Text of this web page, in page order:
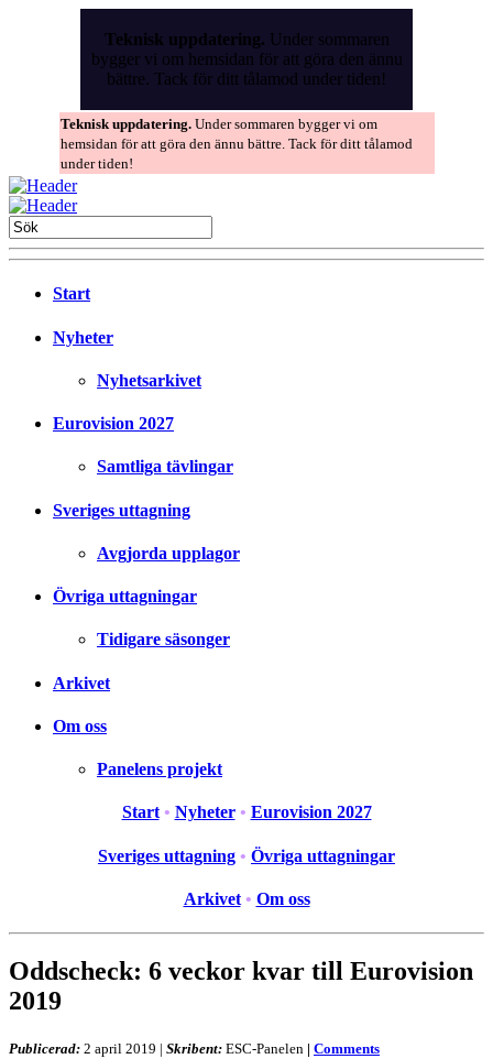
Teknisk uppdatering. Under sommaren
bygger vi om hemsidan för att göra den ännu
bättre. Tack för ditt tålamod under tiden!
Teknisk uppdatering. Under sommaren bygger vi om
hemsidan för att göra den ännu bättre. Tack för ditt tålamod
under tiden!
Start
Nyheter
Nyhetsarkivet
Eurovision 2027
Samtliga tävlingar
Sveriges uttagning
Avgjorda upplagor
Övriga uttagningar
Tidigare säsonger
Arkivet
Om oss
Panelens projekt
Start • Nyheter • Eurovision 2027
Sveriges uttagning • Övriga uttagningar
Arkivet • Om oss
Oddscheck: 6 veckor kvar till Eurovision
2019
Publicerad: 2 april 2019 | Skribent: ESC-Panelen | Comments